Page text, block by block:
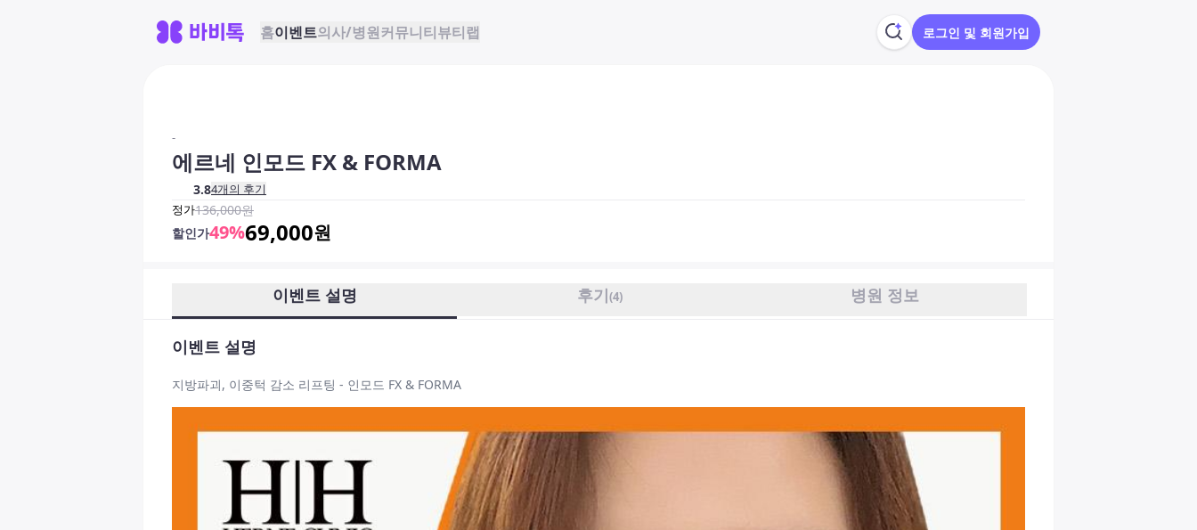
홈이벤트의사/병원커뮤니티뷰티랩 로그인 및 회원가입
-
에르네 인모드 FX & FORMA
3.84개의 후기
정가136,000원
할인가49%69,000원
이벤트 설명 후기(4) 병원 정보
이벤트 설명
지방파괴, 이중턱 감소 리프팅 - 인모드 FX & FORMA